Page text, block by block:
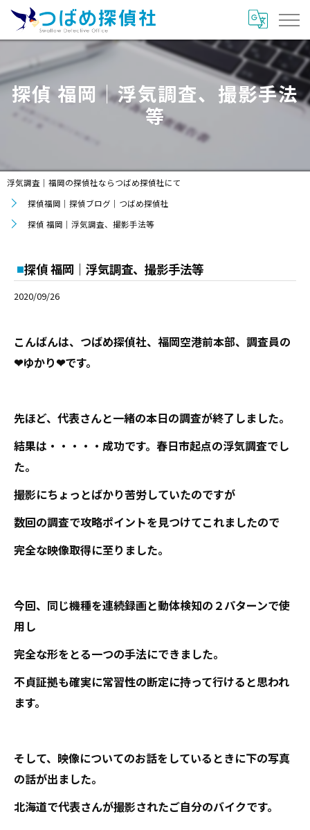
探偵 福岡｜浮気調査、撮影手法
等
浮気調査｜福岡の探偵社ならつばめ探偵社にて
探偵福岡｜探偵ブログ｜つばめ探偵社
探偵 福岡｜浮気調査、撮影手法等
探偵 福岡｜浮気調査、撮影手法等
2020/09/26
こんばんは、つばめ探偵社、福岡空港前本部、調査員の
❤ゆかり❤です。
先ほど、代表さんと一緒の本日の調査が終了しました。
結果は・・・・・成功です。春日市起点の浮気調査でし
た。
撮影にちょっとばかり苦労していたのですが
数回の調査で攻略ポイントを見つけてこれましたので
完全な映像取得に至りました。
今回、同じ機種を連続録画と動体検知の２パターンで使
用し
完全な形をとる一つの手法にできました。
不貞証拠も確実に常習性の断定に持って行けると思われ
ます。
そして、映像についてのお話をしているときに下の写真
の話が出ました。
北海道で代表さんが撮影されたご自分のバイクです。